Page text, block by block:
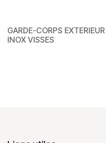
GARDE-CORPS EXTERIEUR
INOX VISSES